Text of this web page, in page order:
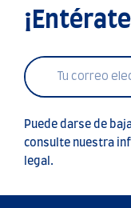
Puede darse de
consulte nuestra
legal.